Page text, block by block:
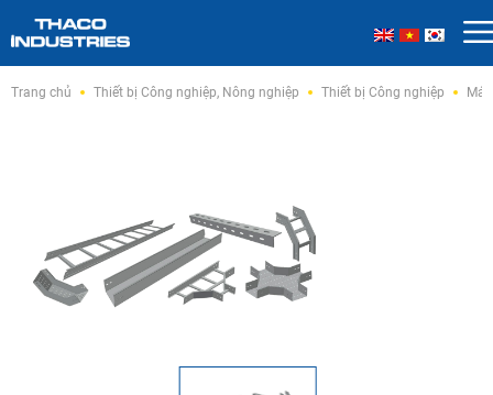
Trang chủ Thiết bị Công nghiệp, Nông nghiệp Thiết bị Công nghiệp